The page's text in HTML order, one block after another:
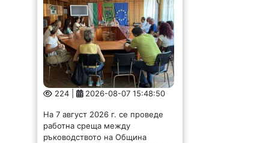
224 | 2026-08-07 15:48:50
На 7 август 2026 г. се проведе
работна среща между
ръководството на Община